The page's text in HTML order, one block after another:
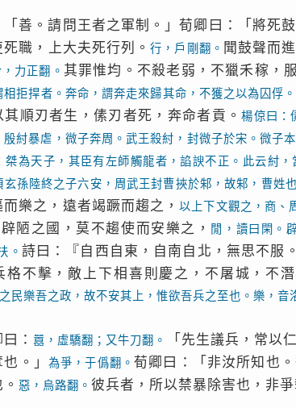
「善。請問王者之軍制。」荀卿曰：「將死
死職，上大夫死行列。行，戶剛翻。 聞鼓聲而
力正翻。 其罪惟均。不殺老弱，不獵禾稼，
相拒捍者。奔命，謂奔走來歸其命，不獲之以為囚俘。
其順刃者生，傃刃者死，奔命者貢。楊倞曰：
殷紂暴虐，微子奔周。武王殺紂，封微子於宋。微子
桀為天子，其臣有左師觸龍者，諂諛不正。此云紂
玄孫陸終之子六安，周武王封曹挾於邾，故邾，曹姓
而樂之，遠者竭蹶而趨之，以上下文觀之，商、
陋之國，莫不趨使而安樂之， 閒，讀曰閑。
。 詩曰：『自西自東，自南自北，無思不服
格不擊，敵上下相喜則慶之，不屠城，不
民樂吾之政，故不安其上，惟欲吾兵之至也。樂，音
曰：囂，虛驕翻；又牛刀翻。
「先生議兵，常以
。」 為爭，于僞翻。荀卿曰：「非汝所知也
惡，烏路翻。 彼兵者，所以禁暴除害也，非爭